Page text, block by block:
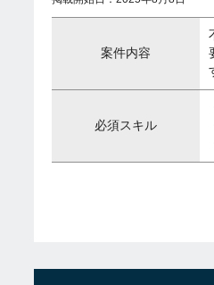
案件内容
必須スキル